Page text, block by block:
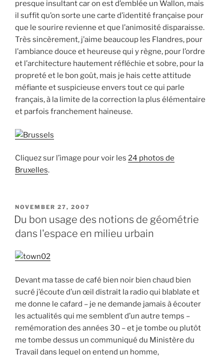
presque insultant car on est d’emblée un Wallon, mais
il suffit qu’on sorte une carte d’identité française pour
que le sourire revienne et que l’animosité disparaisse.
Très sincèrement, j’aime beaucoup les Flandres, pour
l’ambiance douce et heureuse qui y règne, pour l’ordre
et l’architecture hautement réfléchie et sobre, pour la
propreté et le bon goût, mais je hais cette attitude
méfiante et suspicieuse envers tout ce qui parle
français, à la limite de la correction la plus élémentaire
et parfois franchement haineuse.
Cliquez sur l’image pour voir les 24 photos de
Bruxelles.
POSTED
ON
NOVEMBER 27, 2007
Du bon usage des notions de géométrie
dans l'espace en milieu urbain
Devant ma tasse de café bien noir bien chaud bien
sucré j’écoute d’un œil distrait la radio qui blablate et
me donne le cafard – je ne demande jamais à écouter
les actualités qui me semblent d’un autre temps –
remémoration des années 30 – et je tombe ou plutôt
me tombe dessus un communiqué du Ministère du
Travail dans lequel on entend un homme,